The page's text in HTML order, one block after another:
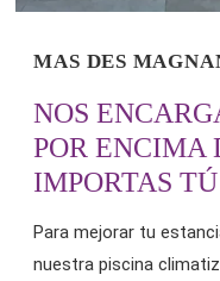
MAS DES
NOS
POR ENCIMA
IMPORTAS TÚ
Para mejorar tu
nuestra piscina